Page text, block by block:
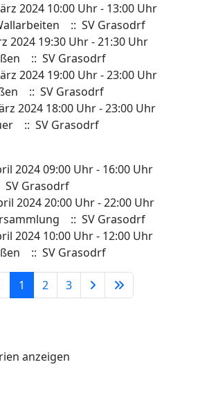
2024 10:00 Uhr - 13:00 Uhr
:: SV Grasodrf
2024 19:30 Uhr - 21:30 Uhr
:: SV Grasodrf
2024 19:00 Uhr - 23:00 Uhr
:: SV Grasodrf
2024 18:00 Uhr - 23:00 Uhr
:: SV Grasodrf
2024 09:00 Uhr - 16:00 Uhr
SV Grasodrf
2024 20:00 Uhr - 22:00 Uhr
:: SV Grasodrf
2024 10:00 Uhr - 12:00 Uhr
:: SV Grasodrf
1 2 3
anzeigen